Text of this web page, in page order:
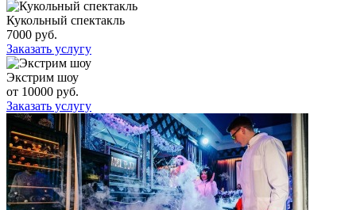
Кукольный спектакль
7000 руб.
Заказать услугу
Экстрим шоу
от 10000 руб.
Заказать услугу